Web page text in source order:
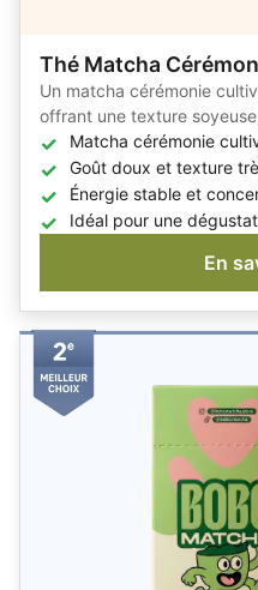
Thé Matcha
Un matcha cérémonie
offrant une texture
énergie naturelle sans
Matcha cérémonie
Goût doux et texture
Énergie stable et
Idéal pour une
En